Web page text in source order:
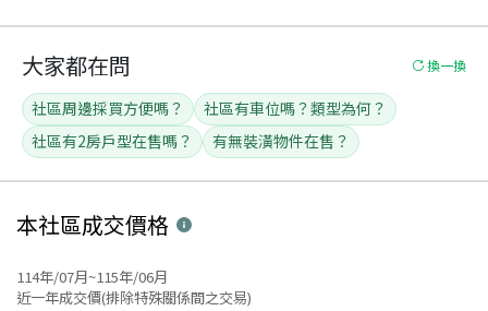
大家都在問 換一換
社區周邊採買方便嗎？
社區有車位嗎？類型為何？
社區有2房戶型在售嗎？
有無裝潢物件在售？
本社區成交價格
114年/07月~115年/06月
近一年成交價(排除特殊關係間之交易)